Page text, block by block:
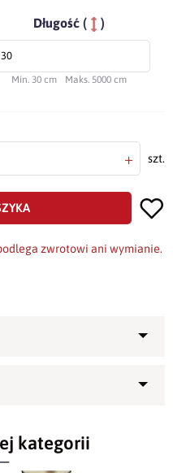
Długość ( )
Min. 30 cm Maks. 5000 cm
+ szt.
zwrotowi ani wymianie.
LX-6477-
do salonu
propozycja
kategorii